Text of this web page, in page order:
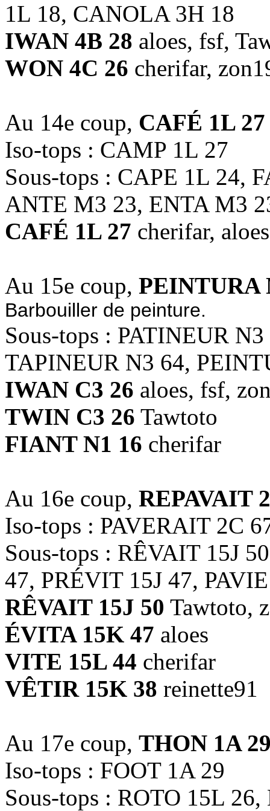
1L 18, CANOLA 3H 18
IWAN 4B 28 aloes, fsf,
WON 4C 26 cherifar,
Au 14e coup, CAFÉ 1L 27
Iso-tops : CAMP 1L 27
Sous-tops : CAPE 1L 24,
ANTE M3 23, ENTA M3
CAFÉ 1L 27 cherifar,
Au 15e coup, PEINTURA
Barbouiller de peinture.
Sous-tops : PATINEUR
TAPINEUR N3 64,
IWAN C3 26 aloes, fsf,
TWIN C3 26 Tawtoto
FIANT N1 16 cherifar
Au 16e coup, REPAVAIT
Iso-tops : PAVERAIT 2C
Sous-tops : RÊVAIT 15J
47, PRÉVIT 15J 47,
RÊVAIT 15J 50 Tawtoto,
ÉVITA 15K 47 aloes
VITE 15L 44 cherifar
VÊTIR 15K 38 reinette91
Au 17e coup, THON 1A
Iso-tops : FOOT 1A 29
Sous-tops : ROTO 15L